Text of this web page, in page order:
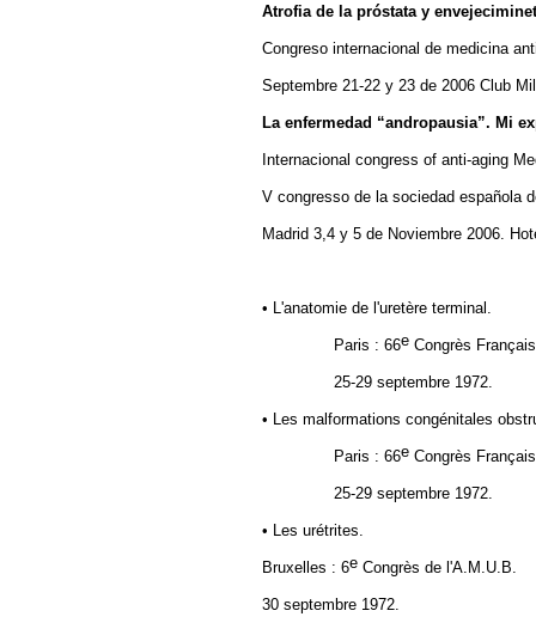
Atrofia de la próstata y
Congreso internacional de medicina
Septembre 21-22 y 23 de 2006 Club
La enfermedad “andropausia”. Mi
Internacional congress of anti-aging
V congresso de la sociedad española
Madrid 3,4 y 5 de Noviembre 2006.
• L'anatomie de l'uretère terminal.
Paris : 66e Congrès
25-29 septembre 1972.
• Les malformations congénitales
Paris : 66e Congrès
25-29 septembre 1972.
• Les urétrites.
Bruxelles : 6e Congrès de l'A.M.U.B.
30 septembre 1972.